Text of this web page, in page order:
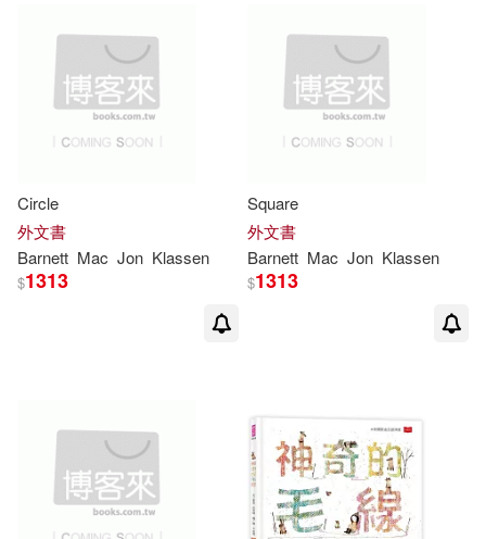
Circle
外文書
Barnett Mac Jon Klassen
$1313
Square
外文書
Barnett Mac Jon Klassen
$1313